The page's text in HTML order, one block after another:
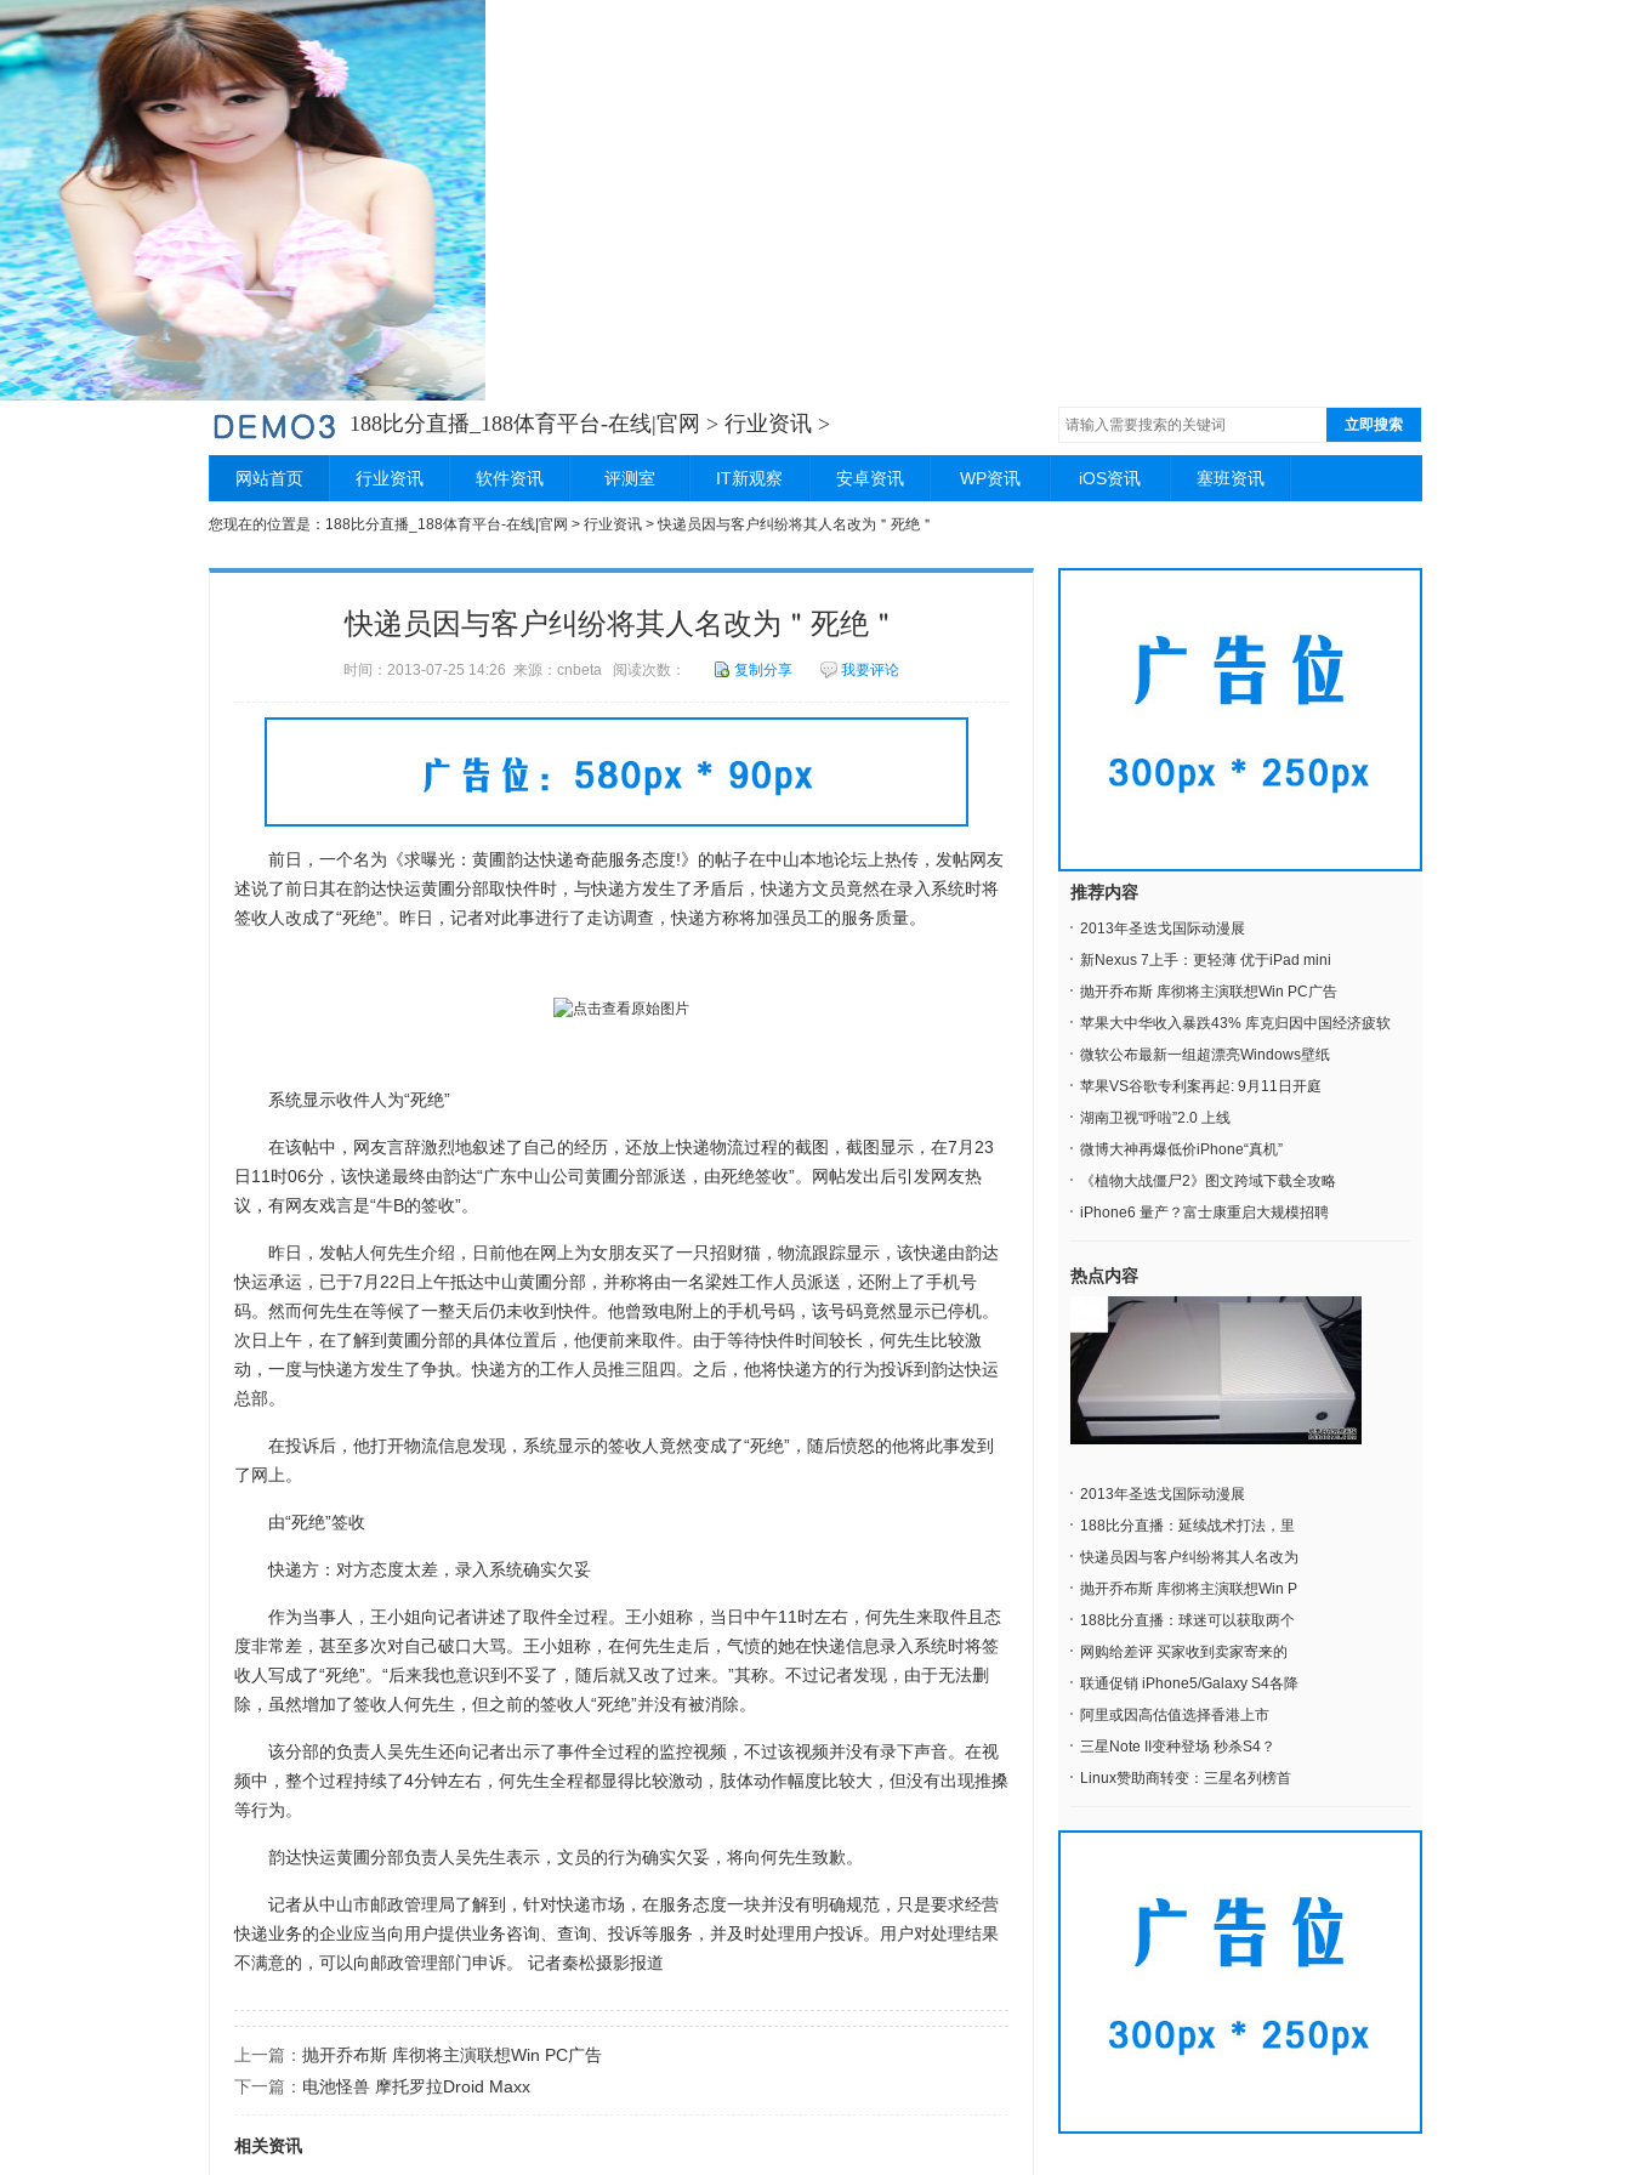
188比分直播_188体育平台-在线|官网 > 行业资讯 > 立即搜索
网站首页 行业资讯 软件资讯 评测室 IT新观察 安卓资讯 WP资讯 iOS资讯 塞班资讯
您现在的位置是： 188比分直播_188体育平台-在线|官网 > 行业资讯 > 快递员因与客户纠纷将其人名改为＂死绝＂
快递员因与客户纠纷将其人名改为＂死绝＂
时间：2013-07-25 14:26 来源：cnbeta 阅读次数： 复制分享 我要评论
前日，一个名为《求曝光：黄圃韵达快递奇葩服务态度!》的帖子在中山本地论坛上热传，发帖网友
述说了前日其在韵达快运黄圃分部取快件时，与快递方发生了矛盾后，快递方文员竟然在录入系统时将
签收人改成了“死绝”。昨日，记者对此事进行了走访调查，快递方称将加强员工的服务质量。
系统显示收件人为“死绝”
在该帖中，网友言辞激烈地叙述了自己的经历，还放上快递物流过程的截图，截图显示，在7月23
日11时06分，该快递最终由韵达“广东中山公司黄圃分部派送，由死绝签收”。网帖发出后引发网友热
议，有网友戏言是“牛B的签收”。
昨日，发帖人何先生介绍，日前他在网上为女朋友买了一只招财猫，物流跟踪显示，该快递由韵达
快运承运，已于7月22日上午抵达中山黄圃分部，并称将由一名梁姓工作人员派送，还附上了手机号
码。然而何先生在等候了一整天后仍未收到快件。他曾致电附上的手机号码，该号码竟然显示已停机。
次日上午，在了解到黄圃分部的具体位置后，他便前来取件。由于等待快件时间较长，何先生比较激
动，一度与快递方发生了争执。快递方的工作人员推三阻四。之后，他将快递方的行为投诉到韵达快运
总部。
在投诉后，他打开物流信息发现，系统显示的签收人竟然变成了“死绝”，随后愤怒的他将此事发到
了网上。
由“死绝”签收
快递方：对方态度太差，录入系统确实欠妥
作为当事人，王小姐向记者讲述了取件全过程。王小姐称，当日中午11时左右，何先生来取件且态
度非常差，甚至多次对自己破口大骂。王小姐称，在何先生走后，气愤的她在快递信息录入系统时将签
收人写成了“死绝”。“后来我也意识到不妥了，随后就又改了过来。”其称。不过记者发现，由于无法删
除，虽然增加了签收人何先生，但之前的签收人“死绝”并没有被消除。
该分部的负责人吴先生还向记者出示了事件全过程的监控视频，不过该视频并没有录下声音。在视
频中，整个过程持续了4分钟左右，何先生全程都显得比较激动，肢体动作幅度比较大，但没有出现推搡
等行为。
韵达快运黄圃分部负责人吴先生表示，文员的行为确实欠妥，将向何先生致歉。
记者从中山市邮政管理局了解到，针对快递市场，在服务态度一块并没有明确规范，只是要求经营
快递业务的企业应当向用户提供业务咨询、查询、投诉等服务，并及时处理用户投诉。用户对处理结果
不满意的，可以向邮政管理部门申诉。 记者秦松摄影报道
上一篇： 抛开乔布斯 库彻将主演联想Win PC广告
下一篇： 电池怪兽 摩托罗拉Droid Maxx
相关资讯
推荐内容
2013年圣迭戈国际动漫展
新Nexus 7上手：更轻薄 优于iPad mini
抛开乔布斯 库彻将主演联想Win PC广告
苹果大中华收入暴跌43% 库克归因中国经济疲软
微软公布最新一组超漂亮Windows壁纸
苹果VS谷歌专利案再起: 9月11日开庭
湖南卫视“呼啦”2.0 上线
微博大神再爆低价iPhone“真机”
《植物大战僵尸2》图文跨域下载全攻略
iPhone6 量产？富士康重启大规模招聘
热点内容
2013年圣迭戈国际动漫展
188比分直播：延续战术打法，里
快递员因与客户纠纷将其人名改为
抛开乔布斯 库彻将主演联想Win P
188比分直播：球迷可以获取两个
网购给差评 买家收到卖家寄来的
联通促销 iPhone5/Galaxy S4各降
阿里或因高估值选择香港上市
三星Note II变种登场 秒杀S4？
Linux赞助商转变：三星名列榜首